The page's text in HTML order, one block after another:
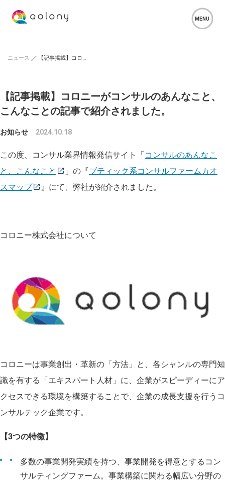
ニュース 【記事掲載】コロニーがコンサルのあんなこと、こんなことの記事で紹介されました。
【記事掲載】コロニーがコンサルのあんなこと、
こんなことの記事で紹介されました。
お知らせ 2024.10.18
この度、 コンサル業界情報発信サイト「コンサルのあんなこ
と、こんなこと
」の『ブティック系コンサルファームカオ
スマップ
』にて、弊社が紹介されました。
コロニー株式会社について
コロニーは事業創出・革新の「方法」と、各シャンルの専門知
識を有する「エキスパート人材」に、企業がスピーディーにア
クセスできる環境を構築することで、企業の成長支援を行うコ
ンサルテック企業です。
【3つの特徴】
多数の事業開発実績を持つ、事業開発を得意とするコン
サルティングファーム。事業構築に関わる幅広い分野の